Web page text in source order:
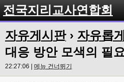
전국지리교사연합회
자유게시판› 자유롭게
대응 방안 모색의 필
22:27:06 | 메뉴 건너뛰기